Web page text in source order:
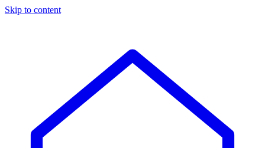
Skip to content